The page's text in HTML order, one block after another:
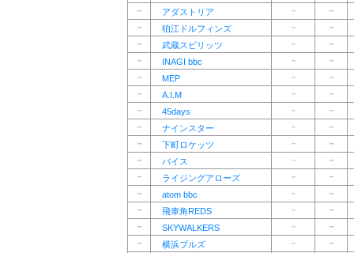
－
アダストリア －
－
－
狛江ドルフィンズ －
－
－
武蔵スピリッツ －
－
－
INAGI bbc －
－
－
MEP －
－
－
A.I.M －
－
－
45days －
－
－
ナインスター －
－
－
下町ロケッツ －
－
－
バイス －
－
－
ライジングアローズ －
－
－
atom bbc －
－
－
飛車角REDS －
－
－
SKYWALKERS －
－
－
横浜ブルズ － －